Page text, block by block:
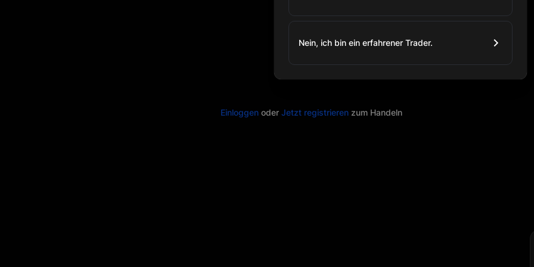
Einloggen oder Jetzt registrieren zum Handeln
Nein, ich bin ein erfahrener Trader.